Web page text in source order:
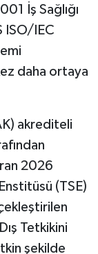
İş Sağlığı
ISO/IEC
daha ortaya
akrediteli
2026
(TSE)
Tetkikini
şekilde